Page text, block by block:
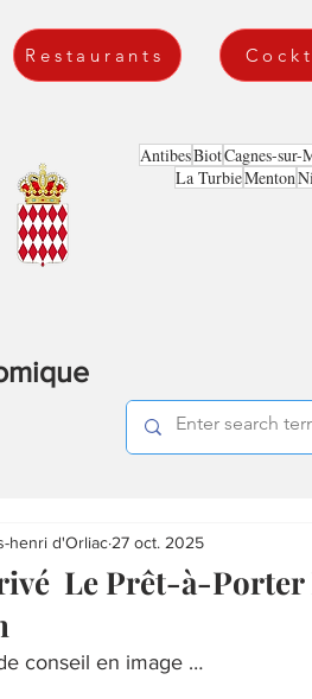
Restaurants
AntibesBiotCagnes-sur-
La TurbieMenton
Le Prêt-à-
henri d'Orliac 27 oct. 2025
conseil en image …